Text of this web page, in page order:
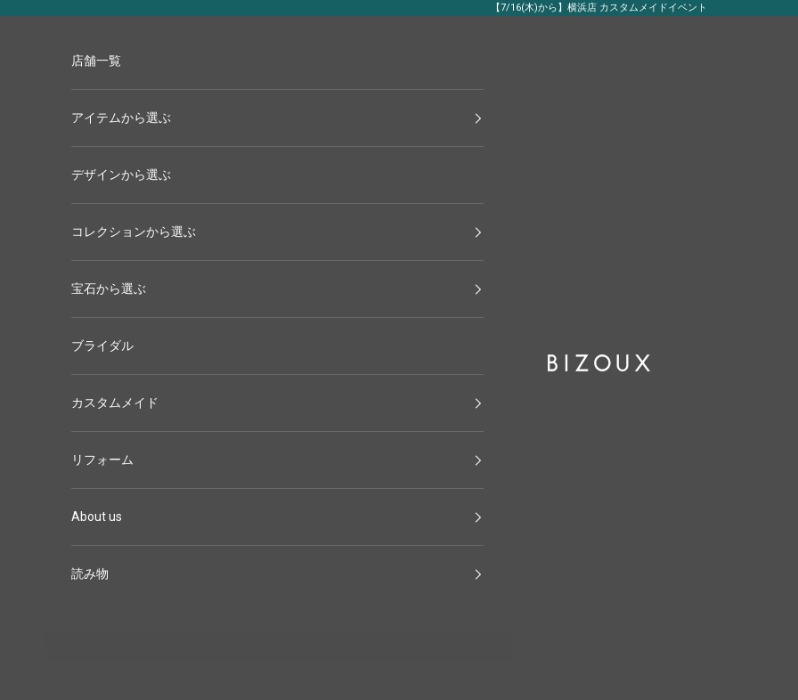
【7/16(木)から】横浜店 カスタムメイドイベント
BIZOUX｜ビズー公式
店舗一覧
アイテムから選ぶ
デザインから選ぶ
コレクションから選ぶ
宝石から選ぶ
ブライダル
カスタムメイド
リフォーム
About us
読み物